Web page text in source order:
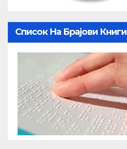
Список На Брајови Книги